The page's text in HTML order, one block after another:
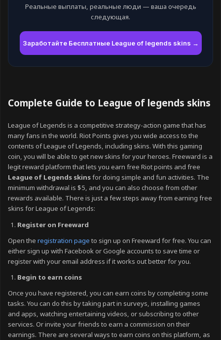
Реальные выплаты, реальные люди — ваша очередь
следующая.
Заработайте Бесплатные League of legends skins →
Complete Guide to League of legends skins
League of Legends is a competitive strategy-action game that has
many fans in the world. Riot Points gives you wide access to the
contents of League of Legends, including skins. With this gaming
coin, you will be able to get new skins for your heroes. Freeward is a
legit reward platform that lets you earn free Riot points and free
League of Legends skinsfor doing simple and fun activities. The
minimum withdrawal is $5, and you can also choose from other
rewards available. There is just a few steps away from earning free
skins for League of Legends:
Register on Freeward
Open the registration page to sign up on Freeward for free. You can
either sign up with Facebook or Google accounts to save time or
register with your email address if it works out better for you.
Begin to earn coins
Once you have registered, you can earn coins by completing some
tasks. You can do this by taking part in surveys, installing games
and apps, watching entertaining videos, or subscribing to other
services. Or invite your friends to earn a commission on their
earnings. There are several ways to earn coins on this platform, as